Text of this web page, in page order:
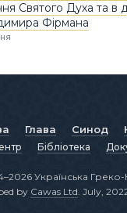
Святого Духа та в
Фірмана
Глава Синод
Бібліотека
Українська
by Cawas Ltd . July,